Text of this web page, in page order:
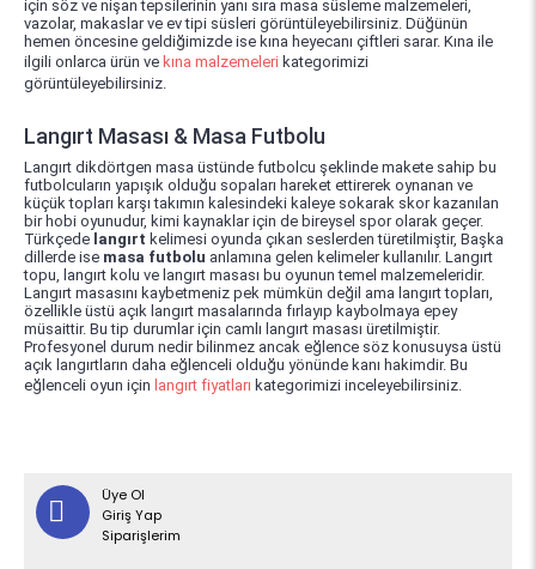
için söz ve nişan tepsilerinin yanı sıra masa süsleme malzemeleri,
vazolar, makaslar ve ev tipi süsleri görüntüleyebilirsiniz. Düğünün
hemen öncesine geldiğimizde ise kına heyecanı çiftleri sarar. Kına ile
ilgili onlarca ürün ve kına malzemeleri kategorimizi
görüntüleyebilirsiniz.
Langırt Masası & Masa Futbolu
Langırt dikdörtgen masa üstünde futbolcu şeklinde makete sahip bu
futbolcuların yapışık olduğu sopaları hareket ettirerek oynanan ve
küçük topları karşı takımın kalesindeki kaleye sokarak skor kazanılan
bir hobi oyunudur, kimi kaynaklar için de bireysel spor olarak geçer.
Türkçede langırt kelimesi oyunda çıkan seslerden türetilmiştir, Başka
dillerde ise masa futbolu anlamına gelen kelimeler kullanılır. Langırt
topu, langırt kolu ve langırt masası bu oyunun temel malzemeleridir.
Langırt masasını kaybetmeniz pek mümkün değil ama langırt topları,
özellikle üstü açık langırt masalarında fırlayıp kaybolmaya epey
müsaittir. Bu tip durumlar için camlı langırt masası üretilmiştir.
Profesyonel durum nedir bilinmez ancak eğlence söz konusuysa üstü
açık langırtların daha eğlenceli olduğu yönünde kanı hakimdir. Bu
eğlenceli oyun için langırt fiyatları kategorimizi inceleyebilirsiniz.
Üye Ol
Giriş Yap
Siparişlerim